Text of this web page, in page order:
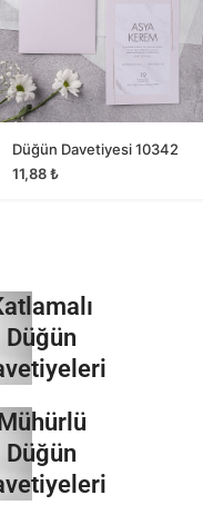
Düğün Davetiyesi 10342
11,88₺
Düğün
İncele
Düğün